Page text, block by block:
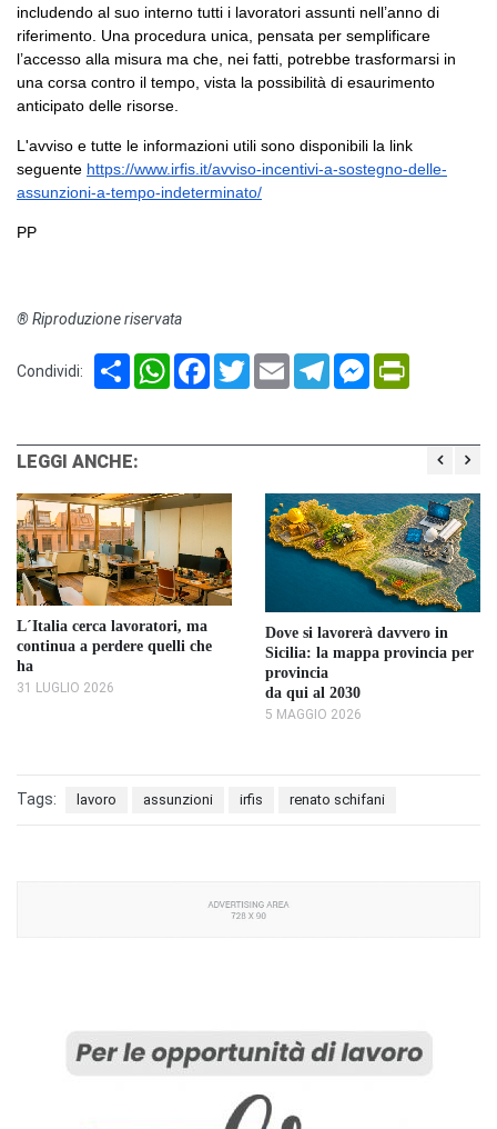
includendo al suo interno tutti i lavoratori assunti nell’anno di
riferimento. Una procedura unica, pensata per semplificare
l’accesso alla misura ma che, nei fatti, potrebbe trasformarsi in
una corsa contro il tempo, vista la possibilità di esaurimento
anticipato delle risorse.
L'avviso e tutte le informazioni utili sono disponibili la link
seguente https://www.irfis.it/avviso-incentivi-a-sostegno-delle-
assunzioni-a-tempo-indeterminato/
PP
® Riproduzione riservata
Condividi: Share WhatsAppFacebook
TwitterEmail TelegramMessenger
LEGGI ANCHE:
L´Italia cerca lavoratori, ma
continua a perdere quelli che
ha
31 LUGLIO 2026
Dove si lavorerà davvero in
Sicilia: la mappa provincia per
provincia
da qui al 2030
5 MAGGIO 2026
Tags: lavoro assunzioni irfis renato schifani